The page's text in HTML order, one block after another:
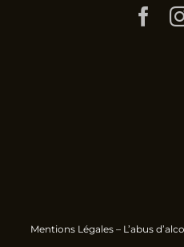
Mentions Légales– L’abus